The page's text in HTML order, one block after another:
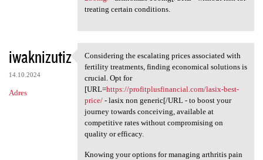
treating certain conditions.
iwaknizutiz
14.10.2024
Adres
Considering the escalating
Considering the escalating prices associated with
fertility treatments, finding economical solutions is
crucial. Opt for
[URL=https://profitplusfinancial.com/lasix-best-
price/- lasix non generic[/URL - to boost your
journey towards conceiving, available at
competitive rates without compromising on
quality or efficacy.
Knowing your options for managing arthritis pain